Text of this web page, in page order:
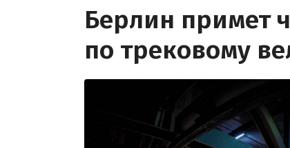
Берлин примет
по трековому